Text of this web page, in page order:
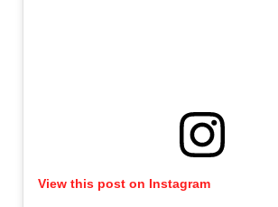
View this post on Instagram